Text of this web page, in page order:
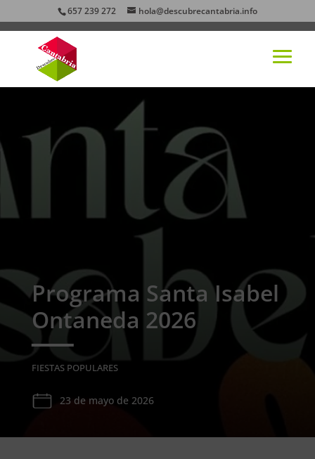
657 239 272 hola@descubrecantabria.info
Programa Santa Isabel
Ontaneda 2026
FIESTAS POPULARES
23 de mayo de 2026